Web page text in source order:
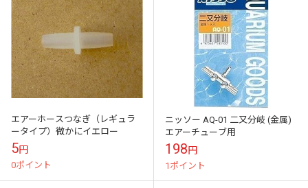
エアーホースつなぎ（レギュラ
ータイプ）微かにイエロー
5円
0ポイント
ニッソー AQ-01 二又分岐 (金属)
エアーチューブ用
198円
1ポイント